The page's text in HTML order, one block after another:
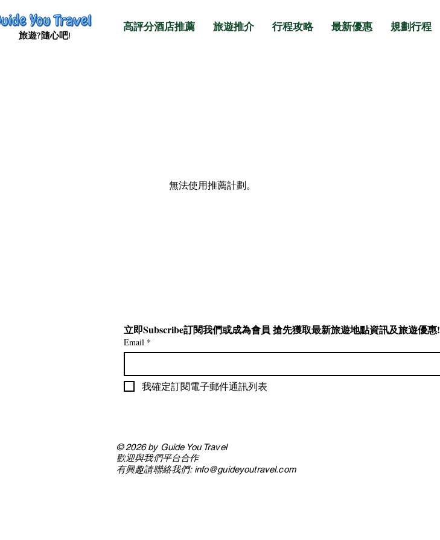
旅遊​?隨心吧!
高評分酒店推薦 旅遊推介 行程攻略 最新優惠 規劃行程
無法使用推薦計劃。
立即Subscribe訂閱我們或成為會員 搶先獲取最新旅遊地點資訊及旅遊優惠!
Email *
我確定訂閱電子郵件通訊列表
© 2026 by Guide You Travel
歡迎與我們平台合作​
有興趣請聯絡我們: info@guideyoutravel.com